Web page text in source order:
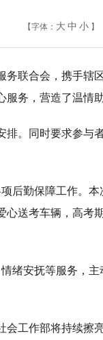
【字体： 大 中 小 】
务联合会，携手辖
务，营造了温情助
。同时要求参与
后勤保障工作。
送考车辆，高考
绪安抚等服务，主
工作部将持续擦